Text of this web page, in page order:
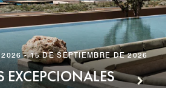
- 15 DE SEPTIEMBRE DE 2026
EXCEPCIONALES